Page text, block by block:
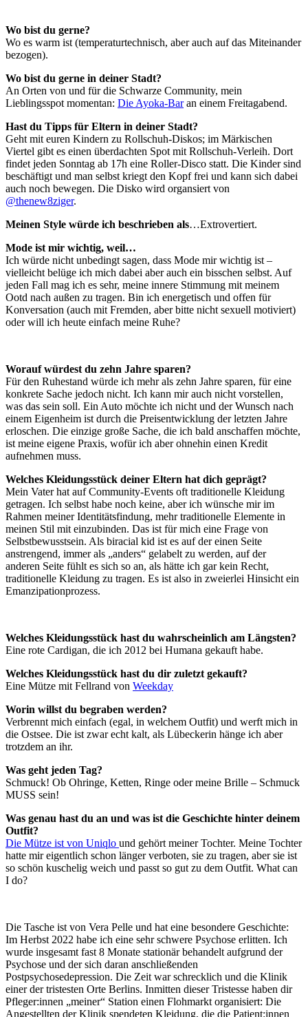
Wo bist du gerne?
Wo es warm ist (temperaturtechnisch, aber auch auf das Miteinander
bezogen).
Wo bist du gerne in deiner Stadt?
An Orten von und für die Schwarze Community, mein
Lieblingsspot momentan: Die Ayoka-Baran einem Freitagabend.
Hast du Tipps für Eltern in deiner Stadt?
Geht mit euren Kindern zu Rollschuh-Diskos; im Märkischen
Viertel gibt es einen überdachten Spot mit Rollschuh-Verleih. Dort
findet jeden Sonntag ab 17h eine Roller-Disco statt. Die Kinder sind
beschäftigt und man selbst kriegt den Kopf frei und kann sich dabei
auch noch bewegen. Die Disko wird organsiert von
@thenew8ziger.
Meinen Style würde ich beschrieben als…Extrovertiert.
Mode ist mir wichtig, weil…
Ich würde nicht unbedingt sagen, dass Mode mir wichtig ist –
vielleicht belüge ich mich dabei aber auch ein bisschen selbst. Auf
jeden Fall mag ich es sehr, meine innere Stimmung mit meinem
Ootd nach außen zu tragen. Bin ich energetisch und offen für
Konversation (auch mit Fremden, aber bitte nicht sexuell motiviert)
oder will ich heute einfach meine Ruhe?
Worauf würdest du zehn Jahre sparen?
Für den Ruhestand würde ich mehr als zehn Jahre sparen, für eine
konkrete Sache jedoch nicht. Ich kann mir auch nicht vorstellen,
was das sein soll. Ein Auto möchte ich nicht und der Wunsch nach
einem Eigenheim ist durch die Preisentwicklung der letzten Jahre
erloschen. Die einzige große Sache, die ich bald anschaffen möchte,
ist meine eigene Praxis, wofür ich aber ohnehin einen Kredit
aufnehmen muss.
Welches Kleidungsstück deiner Eltern hat dich geprägt?
Mein Vater hat auf Community-Events oft traditionelle Kleidung
getragen. Ich selbst habe noch keine, aber ich wünsche mir im
Rahmen meiner Identitätsfindung, mehr traditionelle Elemente in
meinen Stil mit einzubinden. Das ist für mich eine Frage von
Selbstbewusstsein. Als biracial kid ist es auf der einen Seite
anstrengend, immer als „anders“ gelabelt zu werden, auf der
anderen Seite fühlt es sich so an, als hätte ich gar kein Recht,
traditionelle Kleidung zu tragen. Es ist also in zweierlei Hinsicht ein
Emanzipationprozess.
Welches Kleidungsstück hast du wahrscheinlich am Längsten?
Eine rote Cardigan, die ich 2012 bei Humana gekauft habe.
Welches Kleidungsstück hast du dir zuletzt gekauft?
Eine Mütze mit Fellrand von Weekday
Worin willst du begraben werden?
Verbrennt mich einfach (egal, in welchem Outfit) und werft mich in
die Ostsee. Die ist zwar echt kalt, als Lübeckerin hänge ich aber
trotzdem an ihr.
Was geht jeden Tag?
Schmuck! Ob Ohringe, Ketten, Ringe oder meine Brille – Schmuck
MUSS sein!
Was genau hast du an und was ist die Geschichte hinter deinem
Outfit?
Die Mütze ist von Uniqlo und gehört meiner Tochter. Meine Tochter
hatte mir eigentlich schon länger verboten, sie zu tragen, aber sie ist
so schön kuschelig weich und passt so gut zu dem Outfit. What can
I do?
Die Tasche ist von Vera Pelle und hat eine besondere Geschichte:
Im Herbst 2022 habe ich eine sehr schwere Psychose erlitten. Ich
wurde insgesamt fast 8 Monate stationär behandelt aufgrund der
Psychose und der sich daran anschließenden
Postpsychosedepression. Die Zeit war schrecklich und die Klinik
einer der tristesten Orte Berlins. Inmitten dieser Tristesse haben dir
Pfleger:innen „meiner“ Station einen Flohmarkt organisiert: Die
Angestellten der Klinik spendeten Kleidung, die die Patient:innen